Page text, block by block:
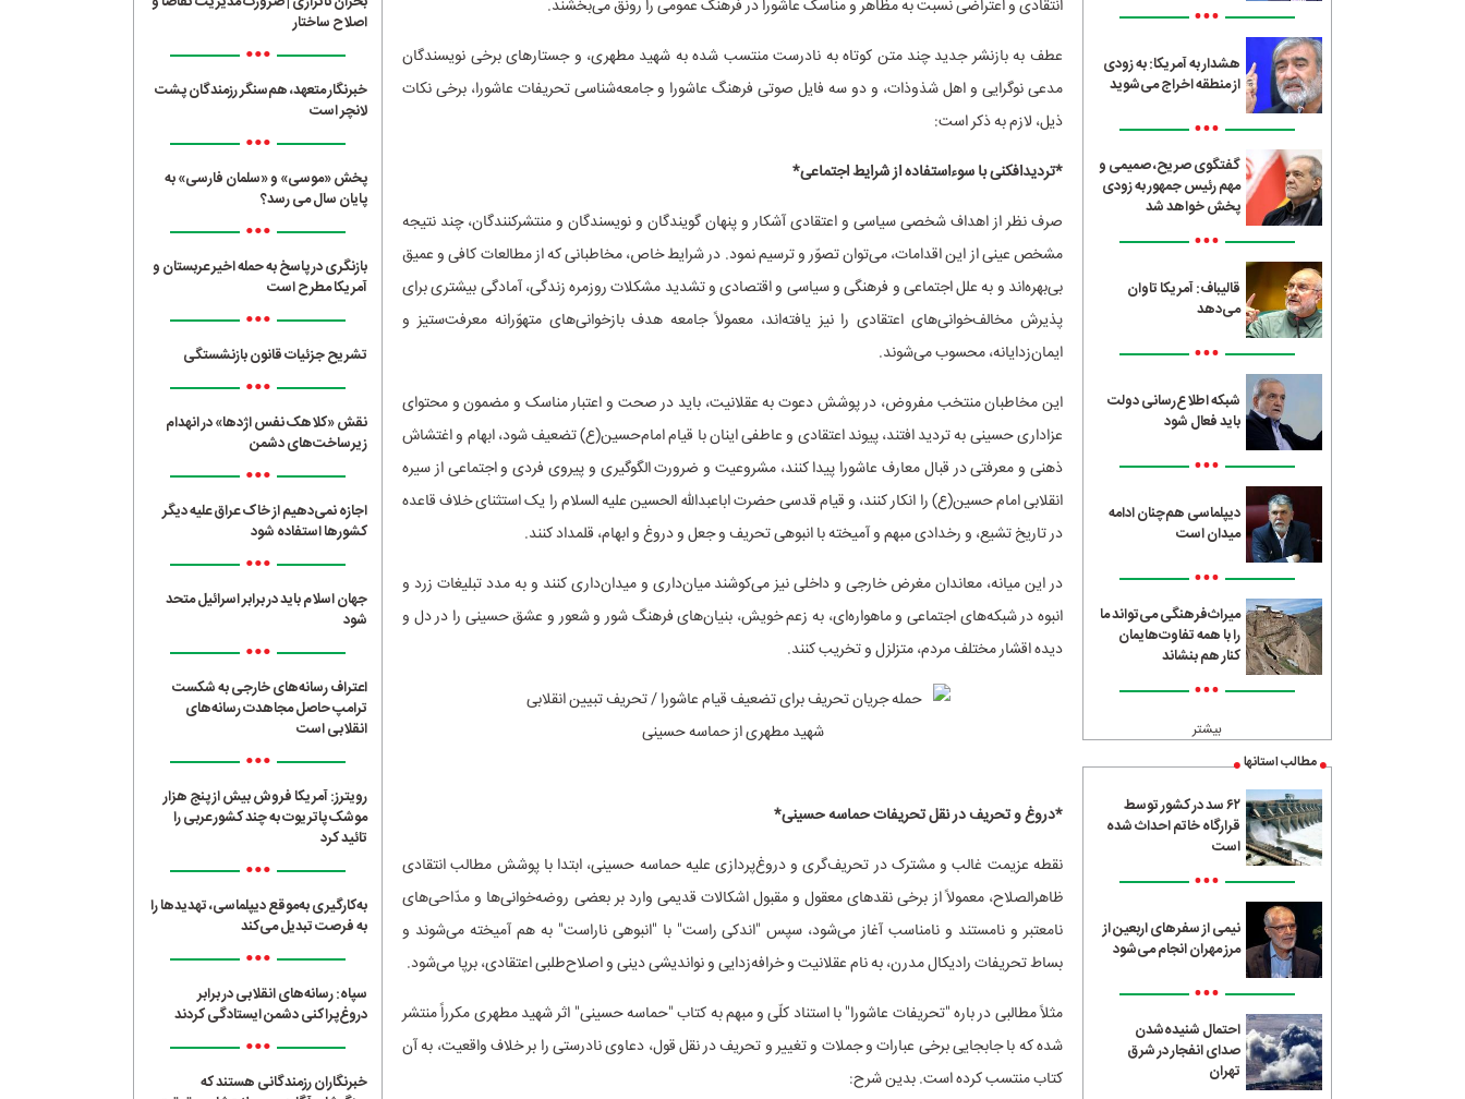
•••
هشدار به آمریکا: به زودی
از منطقه اخراج می‌شوید
•••
گفتگوی صریح، صمیمی و
مهم رئیس جمهور به زودی
پخش خواهد شد
•••
قالیباف: آمریکا تاوان
می‌دهد
•••
شبکه اطلاع‌رسانی دولت
باید فعال شود
•••
دیپلماسی هم‌چنان ادامه
میدان است
•••
میراث‌فرهنگی می‌تواند ما
را با همه تفاوت‌هایمان
کنار هم بنشاند
•••
بیشتر
مطالب استانها
۶۲ سد در کشور توسط
قرارگاه خاتم احداث شده
است
•••
نیمی از سفرهای اربعین از
مرز مهران انجام می‌شود
•••
احتمال شنیده‌شدن
صدای انفجار در شرق
تهران
انتقادی و اعتراضی نسبت به مظاهر و مناسک عاشورا در فرهنگ عمومی را رونق می‌بخشند.
عطف به بازنشر جدید چند متن کوتاه به نادرست منتسب شده به شهید مطهری، و جستارهای برخی نویسندگان
مدعی نوگرایی و اهل شذوذات، و دو سه فایل صوتی فرهنگ عاشورا و جامعه‌شناسی تحریفات عاشورا، برخی نکات
ذیل، لازم به ذکر است:
*تردیدافکنی با سوءاستفاده از شرایط اجتماعی*
صرف نظر از اهداف شخصی سیاسی و اعتقادی آشکار و پنهان گویندگان و نویسندگان و منتشرکنندگان، چند نتیجه
مشخص عینی از این اقدامات، می‌توان تصوّر و ترسیم نمود. در شرایط خاص، مخاطبانی که از مطالعات کافی و عمیق
بی‌بهره‌اند و به علل اجتماعی و فرهنگی و سیاسی و اقتصادی و تشدید مشکلات روزمره زندگی، آمادگی بیشتری برای
پذیرش مخالف‌خوانی‌های اعتقادی را نیز یافته‌اند، معمولاً جامعه هدف بازخوانی‌های متهوّرانه معرفت‌ستیز و
ایمان‌زدایانه، محسوب می‌شوند.
این مخاطبان منتخب مفروض، در پوشش دعوت به عقلانیت، باید در صحت و اعتبار مناسک و مضمون و محتوای
عزاداری حسینی به تردید افتند، پیوند اعتقادی و عاطفی اینان با قیام امام‌حسین(ع) تضعیف شود، ابهام و اغتشاش
ذهنی و معرفتی در قبال معارف عاشورا پیدا کنند، مشروعیت و ضرورت الگوگیری و پیروی فردی و اجتماعی از سیره
انقلابی امام حسین(ع) را انکار کنند، و قیام قدسی حضرت اباعبدالله الحسین علیه السلام را یک استثنای خلاف قاعده
در تاریخ تشیع، و رخدادی مبهم و آمیخته با انبوهی تحریف و جعل و دروغ و ابهام، قلمداد کنند.
در این میانه، معاندان مغرض خارجی و داخلی نیز می‌کوشند میان‌داری و میدان‌داری کنند و به مدد تبلیغات زرد و
انبوه در شبکه‌های اجتماعی و ماهواره‌ای، به زعم خویش، بنیان‌های فرهنگ شور و شعور و عشق حسینی را در دل و
دیده اقشار مختلف مردم، متزلزل و تخریب کنند.
*دروغ و تحریف در نقل تحریفات حماسه حسینی*
نقطه عزیمت غالب و مشترک در تحریف‌گری و دروغ‌پردازی علیه حماسه حسینی، ابتدا با پوشش مطالب انتقادی
ظاهرالصلاح، معمولاً از برخی نقدهای معقول و مقبول اشکالات قدیمی وارد بر بعضی روضه‌خوانی‌ها و مدّاحی‌های
نامعتبر و نامستند و نامناسب آغاز می‌شود، سپس "اندکی راست" با "انبوهی ناراست" به هم آمیخته می‌شوند و
بساط تحریفات رادیکال مدرن، به نام عقلانیت و خرافه‌زدایی و نواندیشی دینی و اصلاح‌طلبی اعتقادی، برپا می‌شود.
مثلاً مطالبی در باره "تحریفات عاشورا" با استناد کلّی و مبهم به کتاب "حماسه حسینی" اثر شهید مطهری مکرراً منتشر
شده که با جابجایی برخی عبارات و جملات و تغییر و تحریف در نقل قول، دعاوی نادرستی را بر خلاف واقعیت، به آن
کتاب منتسب کرده است. بدین شرح:
اصلاح ساختار
•••
خبرنگار متعهد، هم‌سنگر رزمندگان پشت
لانچر است
•••
پخش «موسی» و «سلمان فارسی» به
پایان سال می رسد؟
•••
بازنگری در پاسخ به حمله اخیر عربستان و
آمریکا مطرح است
•••
تشریح جزئیات قانون بازنشستگی
•••
نقش «کلاهک نفس اژدها» در انهدام
زیرساخت‌های دشمن
•••
اجازه نمی‌دهیم از خاک عراق علیه دیگر
کشورها استفاده شود
•••
جهان اسلام باید در برابر اسرائیل متحد
شود
•••
اعتراف رسانه‌های خارجی به شکست
ترامپ حاصل مجاهدت رسانه‌های
انقلابی است
•••
رویترز: آمریکا فروش بیش از پنج هزار
موشک پاتریوت به چند کشور عربی را
تائید کرد
•••
به‌کارگیری به‌موقع دیپلماسی، تهدیدها را
به فرصت تبدیل می‌کند
•••
سپاه: رسانه‌های انقلابی در برابر
دروغ‌پراکنی دشمن ایستادگی کردند
•••
خبرنگاران رزمندگانی هستند که